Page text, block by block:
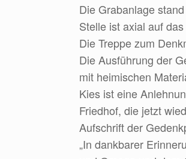
Die Grabanlage
Stelle ist axial auf
Die Treppe zum
Die Ausführung der
mit heimischen
Kies ist eine
Friedhof, die jetzt
Aufschrift der
„In dankbarer